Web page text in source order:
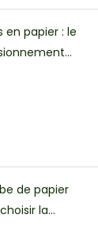
en papier : le
de papier
la